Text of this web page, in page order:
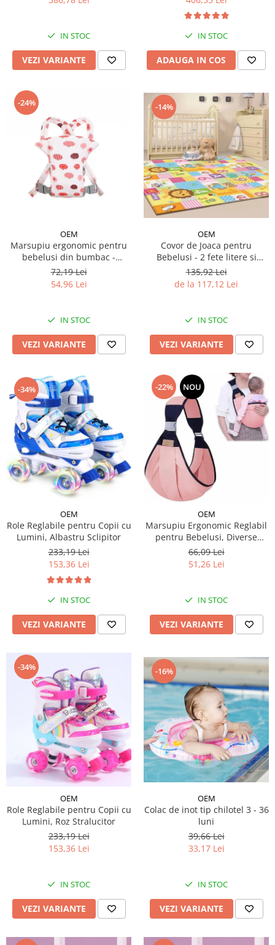
IN STOC
VEZI VARIANTE
IN STOC
ADAUGA IN COS
-24%
OEM
Marsupiu ergonomic pentru
bebelusi din bumbac -
modele diferite
72,19 Lei
54,96 Lei
IN STOC
VEZI VARIANTE
-14%
OEM
Covor de Joaca pentru
Bebelusi - 2 fete litere si
cifre/maimutici
135,92 Lei
de la 117,12 Lei
IN STOC
VEZI VARIANTE
-34%
OEM
Role Reglabile pentru Copii cu
Lumini, Albastru Sclipitor
233,19 Lei
153,36 Lei
IN STOC
VEZI VARIANTE
-22% NOU
OEM
Marsupiu Ergonomic Reglabil
pentru Bebelusi, Diverse
Culori
66,09 Lei
51,26 Lei
IN STOC
VEZI VARIANTE
-34%
OEM
Role Reglabile pentru Copii cu
Lumini, Roz Stralucitor
233,19 Lei
153,36 Lei
IN STOC
VEZI VARIANTE
-16%
OEM
Colac de inot tip chilotel 3 - 36
luni
39,66 Lei
33,17 Lei
IN STOC
VEZI VARIANTE